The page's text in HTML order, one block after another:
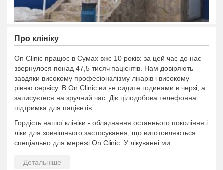
Про клiнiку
On Clinic працює в Сумах вже 10 років: за цей час до нас
звернулося понад 47,5 тисяч пацієнтів. Нам довіряють
завдяки високому професіоналізму лікарів і високому
рівню сервісу. В On Clinic ви не сидите годинами в черзі, а
записуєтеся на зручний час. Діє цілодобова телефонна
підтримка для пацієнтів.
Гордість нашої клініки - обладнання останнього покоління і
ліки для зовнішнього застосування, що виготовляються
спеціально для мережі On Clinic. У лікуванні ми
Для деяких категорій пацієнтів передбачена знижка 10%, в